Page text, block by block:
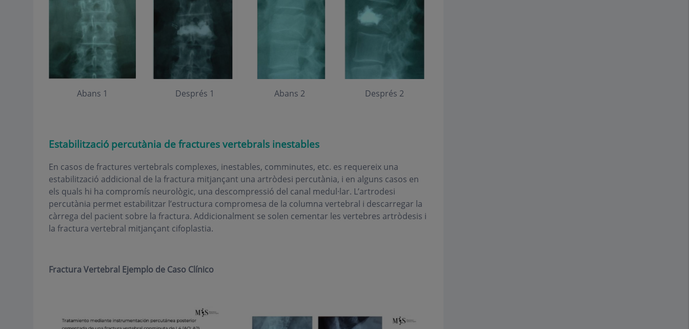
Abans 1 Després 1 Abans 2 Després 2
Estabilització percutània de fractures vertebrals inestables
En casos de fractures vertebrals complexes, inestables, comminutes, etc. es requereix una
estabilització addicional de la fractura mitjançant una artròdesi percutània, i en alguns casos en
els quals hi ha compromís neurològic, una descompressió del canal medul·lar. L’artrodesi
percutània permet estabilitzar l’estructura compromesa de la columna vertebral i descarregar la
càrrega del pacient sobre la fractura. Addicionalment se solen cementar les vertebres artròdesis i
la fractura vertebral mitjançant cifoplastia.
Fractura Vertebral Ejemplo de Caso Clínico